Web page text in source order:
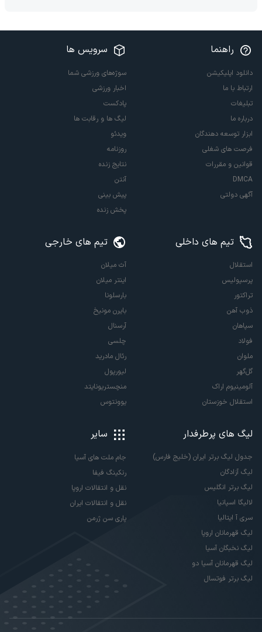
راهنما
دانلود اپلیکیشن
ارتباط با ما
تبلیغات
درباره ما
ابزار توسعه دهندگان
فرصت های شغلی
قوانین و مقررات
DMCA
آگهی دولتی
سرویس ها
سوژه‌های ورزشی شما
اخبار ورزشی
پادکست
لیگ ها و رقابت ها
ویدئو
روزنامه
نتایج زنده
آنتن
پیش بینی
پخش زنده
تیم های داخلی
استقلال
پرسپولیس
تراکتور
ذوب آهن
سپاهان
فولاد
ملوان
گل‌گهر
آلومینیوم اراک
استقلال خوزستان
تیم های خارجی
آث میلان
اینتر میلان
بارسلونا
بایرن مونیخ
آرسنال
چلسی
رئال مادرید
لیورپول
منچستریونایتد
یوونتوس
لیگ های پرطرفدار
جدول لیگ برتر ایران (خلیج فارس)
لیگ آزادگان
لیگ برتر انگلیس
لالیگا اسپانیا
سری آ ایتالیا
لیگ قهرمانان اروپا
لیگ نخبگان آسیا
لیگ قهرمانان آسیا دو
لیگ برتر فوتسال
سایر
جام ملت های آسیا
رنکینگ فیفا
نقل و انتقالات اروپا
نقل و انتقالات ایران
پاری سن ژرمن